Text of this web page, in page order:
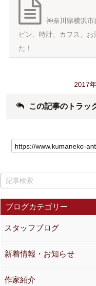
神奈川県横浜市
ピン、時計、カフス、
た！
2017
この記事のトラッ
ブログカテゴリー
スタッフブログ
新着情報・お知らせ
作家紹介